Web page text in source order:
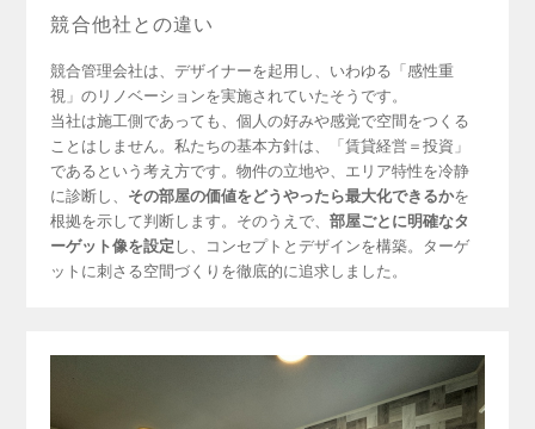
競合他社との違い
競合管理会社は、デザイナーを起用し、いわゆる「感性重
視」のリノベーションを実施されていたそうです。
当社は施工側であっても、個人の好みや感覚で空間をつくる
ことはしません。私たちの基本方針は、「賃貸経営＝投資」
であるという考え方です。物件の立地や、エリア特性を冷静
に診断し、 その部屋の価値をどうやったら最大化できるかを
根拠を示して判断します。そのうえで、部屋ごとに明確なタ
ーゲット像を設定 し、コンセプトとデザインを構築。ターゲ
ットに刺さる空間づくりを徹底的に追求しました。